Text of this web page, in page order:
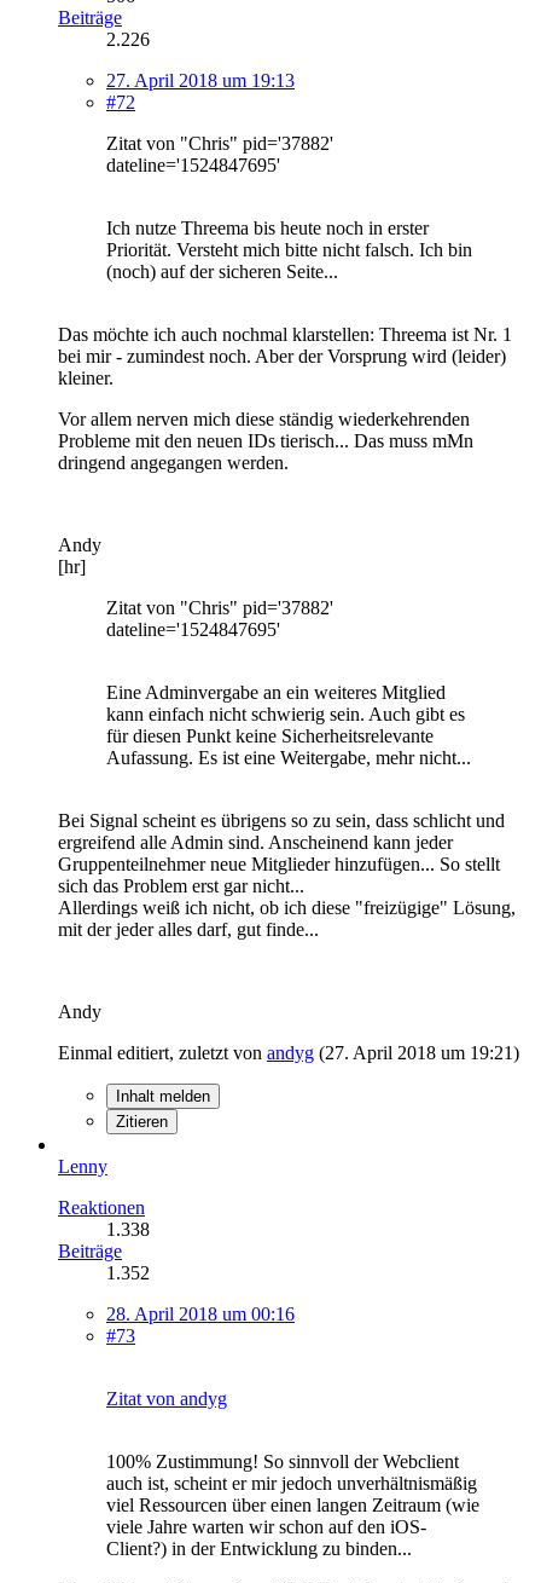
Beiträge
2.226
27. April 2018 um 19:13
#72
Zitat von "Chris" pid='37882'
dateline='1524847695'
Ich nutze Threema bis heute noch in erster
Priorität. Versteht mich bitte nicht falsch. Ich bin
(noch) auf der sicheren Seite...
Das möchte ich auch nochmal klarstellen: Threema ist Nr. 1
bei mir - zumindest noch. Aber der Vorsprung wird (leider)
kleiner.
Vor allem nerven mich diese ständig wiederkehrenden
Probleme mit den neuen IDs tierisch... Das muss mMn
dringend angegangen werden.
Andy
[hr]
Zitat von "Chris" pid='37882'
dateline='1524847695'
Eine Adminvergabe an ein weiteres Mitglied
kann einfach nicht schwierig sein. Auch gibt es
für diesen Punkt keine Sicherheitsrelevante
Aufassung. Es ist eine Weitergabe, mehr nicht...
Bei Signal scheint es übrigens so zu sein, dass schlicht und
ergreifend alle Admin sind. Anscheinend kann jeder
Gruppenteilnehmer neue Mitglieder hinzufügen... So stellt
sich das Problem erst gar nicht...
Allerdings weiß ich nicht, ob ich diese "freizügige" Lösung,
mit der jeder alles darf, gut finde...
Andy
Einmal editiert, zuletzt von andyg (27. April 2018 um 19:21)
Inhalt melden
Zitieren
Lenny
Reaktionen
1.338
Beiträge
1.352
28. April 2018 um 00:16
#73
Zitat von andyg
100% Zustimmung! So sinnvoll der Webclient
auch ist, scheint er mir jedoch unverhältnismäßig
viel Ressourcen über einen langen Zeitraum (wie
viele Jahre warten wir schon auf den iOS-
Client?) in der Entwicklung zu binden...